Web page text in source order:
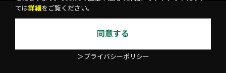
ては詳細 をご覧ください。
同意する
＞プライバシーポリシー